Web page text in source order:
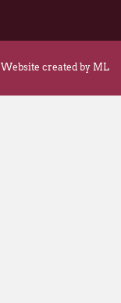
Website created by ML